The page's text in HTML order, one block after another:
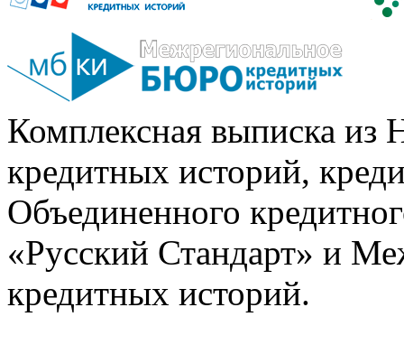
Комплексная выписка из
кредитных историй,
Объединенного
«Русский Стандарт» и
кредитных историй.